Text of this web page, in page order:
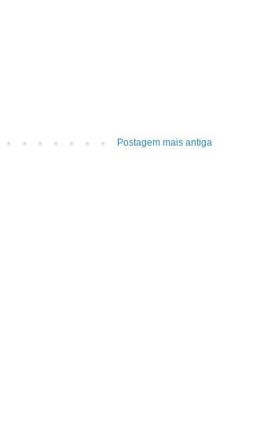
Postagem mais antiga